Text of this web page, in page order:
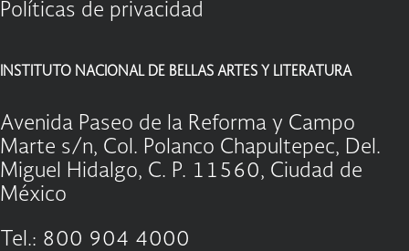
Políticas de privacidad
INSTITUTO NACIONAL DE BELLAS ARTES Y LITERATURA
Avenida Paseo de la Reforma y Campo
Marte s/n, Col. Polanco Chapultepec, Del.
Miguel Hidalgo, C. P. 11560, Ciudad de
México
Tel.: 800 904 4000